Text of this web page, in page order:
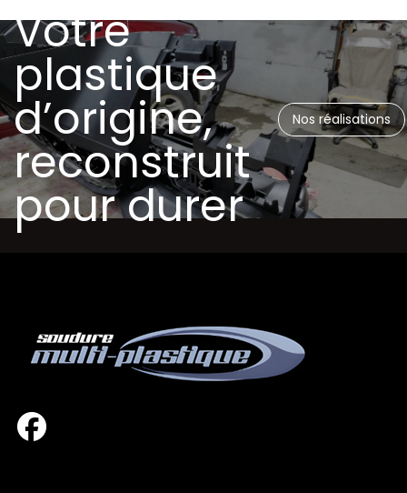
Votre
plastique
d’origine,
reconstruit
pour durer
Nos réalisations